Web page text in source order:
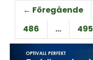
← Föregående
486
… 495